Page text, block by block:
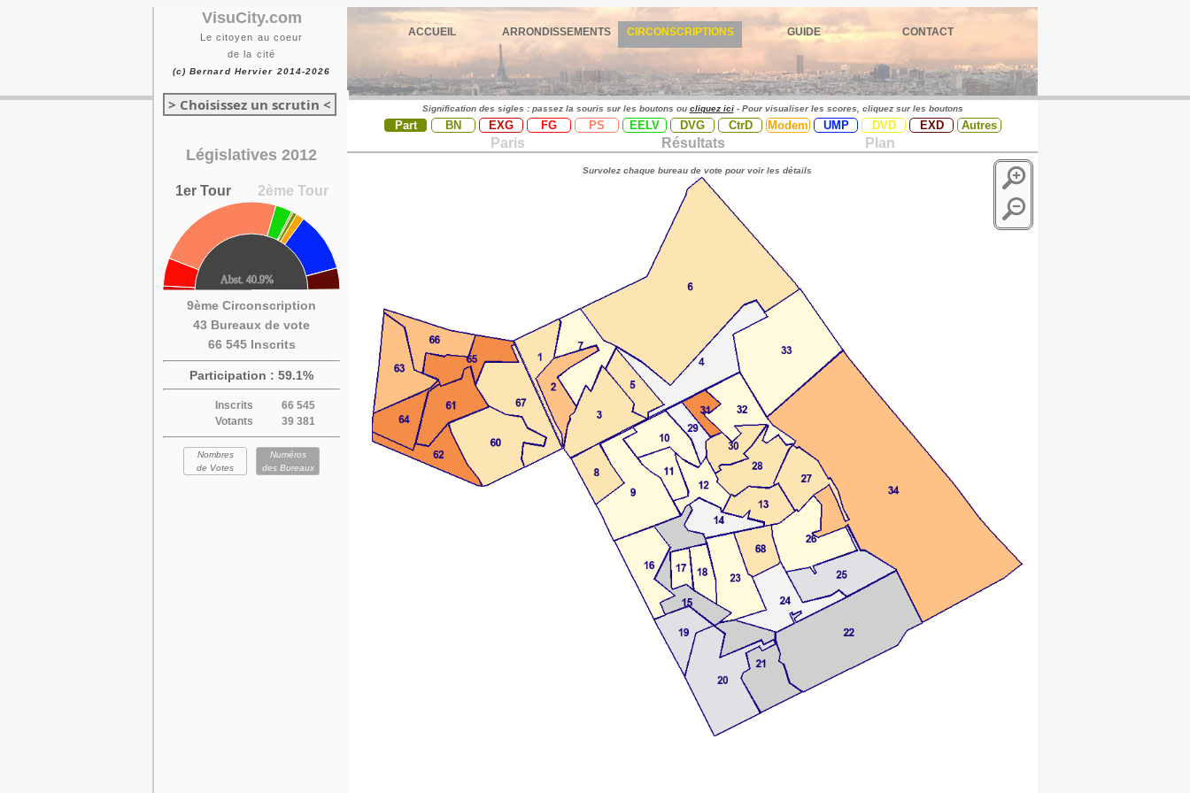
VisuCity.com
Le citoyen au coeur
de la cité
(c) Bernard Hervier 2014-2026
ACCUEIL ARRONDISSEMENTS CIRCONSCRIPTIONS GUIDE CONTACT
> Choisissez un scrutin <
Législatives 2012
1er Tour 2ème Tour
9ème Circonscription
43 Bureaux de vote
66 545 Inscrits
Participation : 59.1%
Inscrits
66 545
Votants
39 381
Nombres
de Votes
Numéros
des Bureaux
Signification des sigles : passez la souris sur les boutons ou cliquez ici- Pour visualiser les scores, cliquez sur les boutons
Part BN EXG FG PS EELV DVG CtrD Modem UMP DVD EXD Autres
Paris Résultats Plan
Survolez chaque bureau de vote pour voir les détails